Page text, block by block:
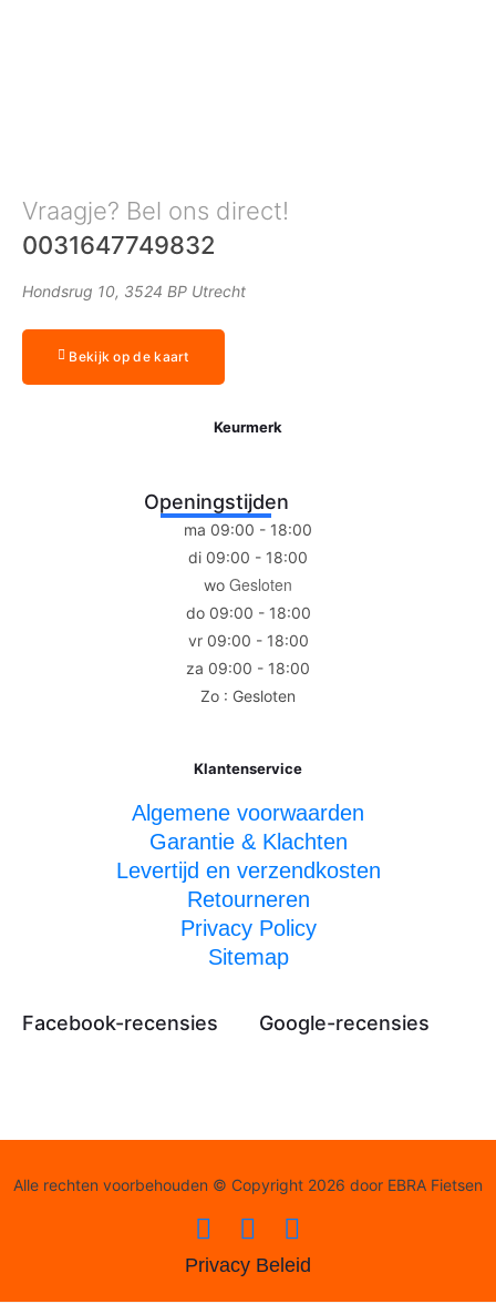
Vraagje? Bel ons direct!
0031647749832
Hondsrug 10, 3524 BP Utrecht
Bekijk op de kaart
Keurmerk
Openingstijden
ma 09:00 - 18:00
di 09:00 - 18:00
wo Gesloten
do 09:00 - 18:00
vr 09:00 - 18:00
za 09:00 - 18:00
Zo : Gesloten
Klantenservice
Algemene voorwaarden
Garantie & Klachten
Levertijd en verzendkosten
Retourneren
Privacy Policy
Sitemap
Facebook-recensies Google-recensies
Alle rechten voorbehouden © Copyright 2026 door EBRA Fietsen
Privacy Beleid